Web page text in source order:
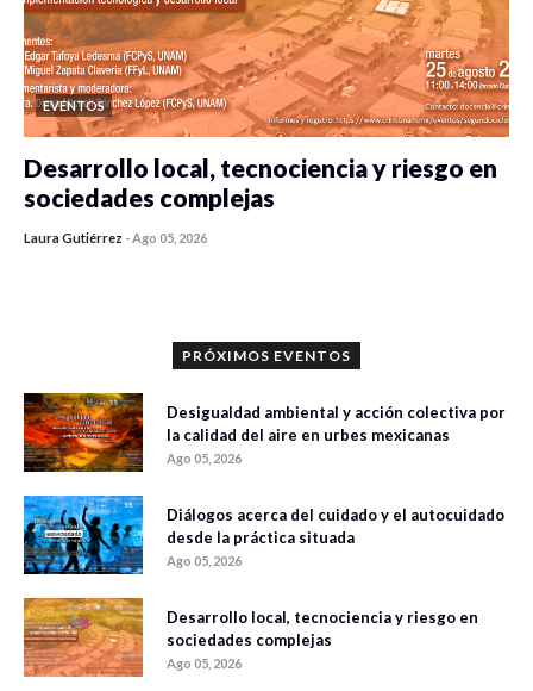
EVENTOS
Desarrollo local, tecnociencia y riesgo en
sociedades complejas
Laura Gutiérrez -Ago 05, 2026
PRÓXIMOS EVENTOS
Desigualdad ambiental y acción colectiva por
la calidad del aire en urbes mexicanas
Ago 05, 2026
Diálogos acerca del cuidado y el autocuidado
desde la práctica situada
Ago 05, 2026
Desarrollo local, tecnociencia y riesgo en
sociedades complejas
Ago 05, 2026